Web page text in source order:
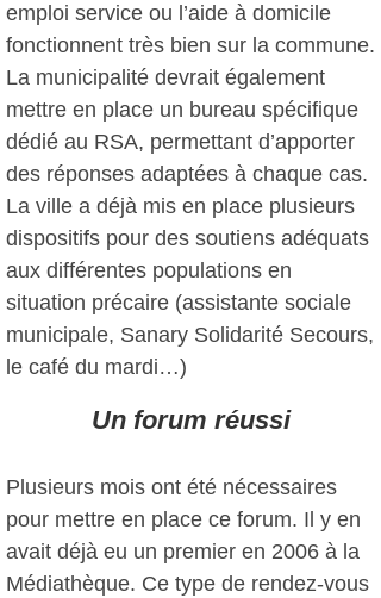
emploi service ou l’aide à domicile
fonctionnent très bien sur la commune.
La municipalité devrait également
mettre en place un bureau spécifique
dédié au RSA, permettant d’apporter
des réponses adaptées à chaque cas.
La ville a déjà mis en place plusieurs
dispositifs pour des soutiens adéquats
aux différentes populations en
situation précaire (assistante sociale
municipale, Sanary Solidarité Secours,
le café du mardi…)
Un forum réussi
Plusieurs mois ont été nécessaires
pour mettre en place ce forum. Il y en
avait déjà eu un premier en 2006 à la
Médiathèque. Ce type de rendez-vous